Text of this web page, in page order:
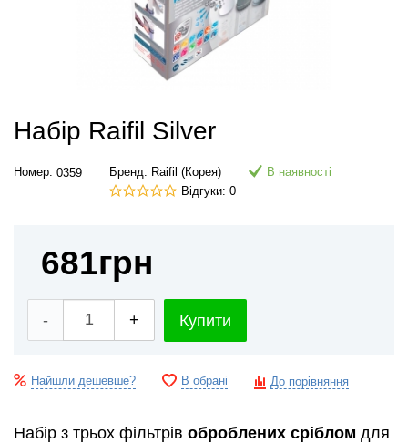
Набір Raifil Silver
Номер: 0359 Бренд: Raifil (Корея)
В наявності
Відгуки: 0
681грн
- + Купити
Найшли дешевше? В обрані До порівняння
Набір з трьох фільтрів оброблених сріблом для